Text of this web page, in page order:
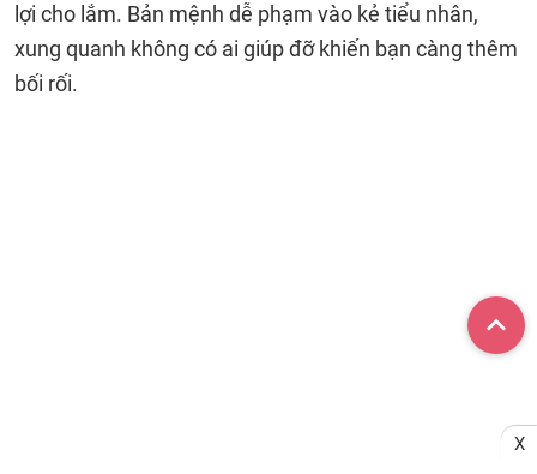
lợi cho lắm. Bản mệnh dễ phạm vào kẻ tiểu nhân,
xung quanh không có ai giúp đỡ khiến bạn càng thêm
bối rối.
X